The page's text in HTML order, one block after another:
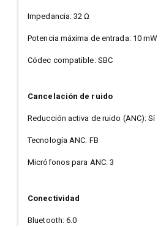
Impedancia: 32 Ω
Potencia máxima de entrada: 10 mW
Códec compatible: SBC
Cancelación de ruido
Reducción activa de ruido (ANC): Sí
Tecnología ANC: FB
Micrófonos para ANC: 3
Conectividad
Bluetooth: 6.0